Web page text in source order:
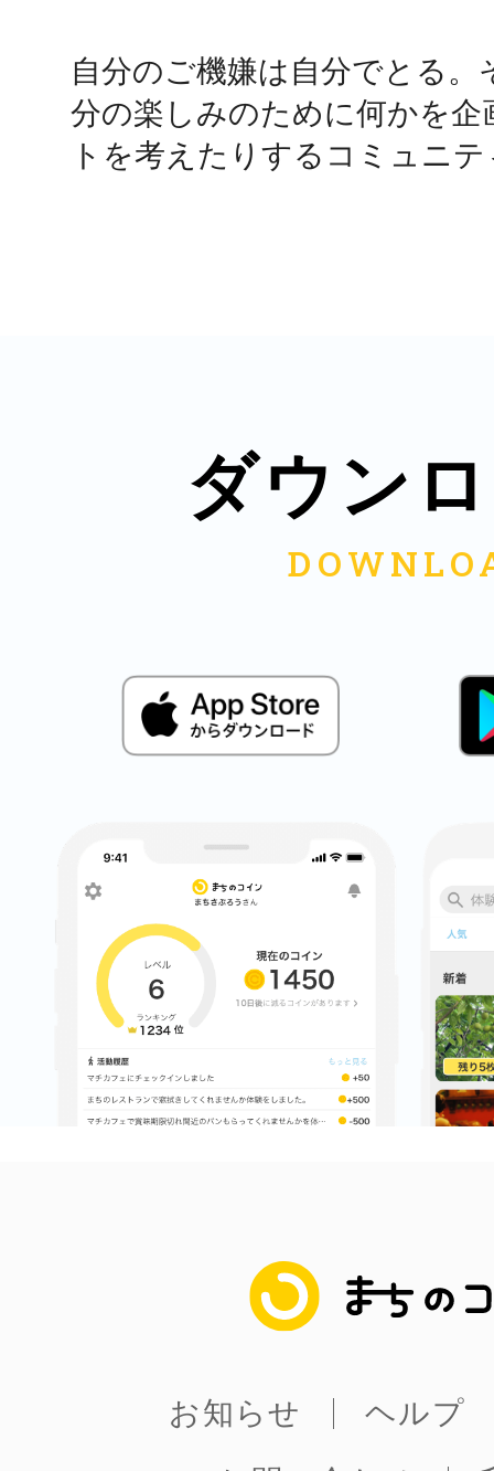
自分のご機嫌は自分でとる。
分の楽しみのために何かを
トを考えたりするコミュニ
ダウン
まちのコイン
お知らせ
ヘルプ
鴻巣
秋葉原
シモキ
多度津
八尾